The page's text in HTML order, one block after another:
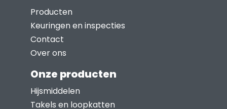
Producten
Keuringen en inspecties
Contact
Over ons
Onze producten
Hijsmiddelen
Takels en loopkatten